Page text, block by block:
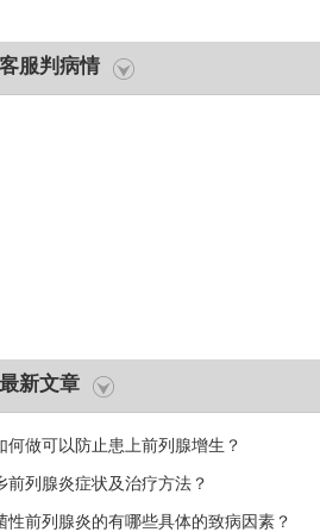
服判病情
最新文章
做可以防止患上前列腺增生？
列腺炎症状及治疗方法？
前列腺炎的有哪些具体的致病因素？